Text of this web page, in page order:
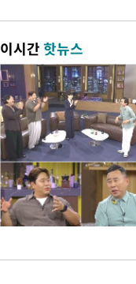
이시간핫뉴스